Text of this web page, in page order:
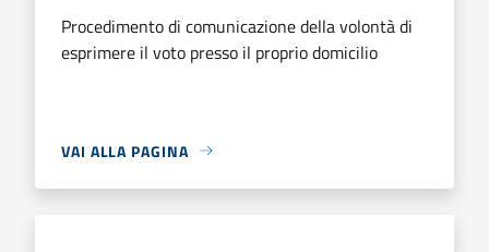
Procedimento di comunicazione della volontà di
esprimere il voto presso il proprio domicilio
VAI ALLA PAGINA